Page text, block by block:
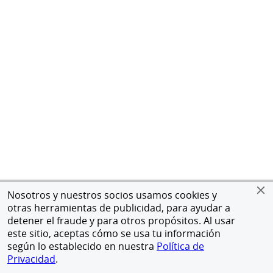
Nosotros y nuestros socios usamos cookies y
otras herramientas de publicidad, para ayudar a
detener el fraude y para otros propósitos. Al usar
este sitio, aceptas cómo se usa tu información
según lo establecido en nuestra Política de
Privacidad.